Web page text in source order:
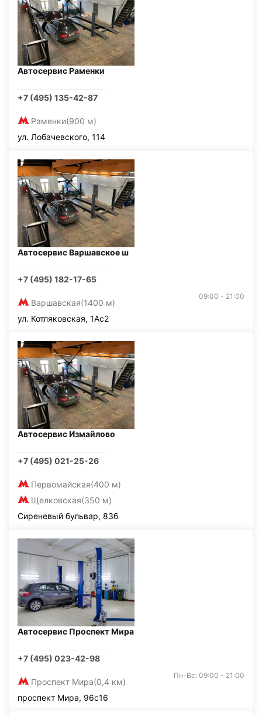
Автосервис Раменки
+7 (495) 135-42-87
Раменки(900 м)
ул. Лобачевского, 114
Автосервис Варшавское ш
+7 (495) 182-17-65
Варшавская(1400 м)
09:00 - 21:00
ул. Котляковская, 1Ас2
Автосервис Измайлово
+7 (495) 021-25-26
Первомайская(400 м)
Щелковская(350 м)
Сиреневый бульвар, 83б
Автосервис Проспект Мира
+7 (495) 023-42-98
Проспект Мира(0,4 км)
Пн-Вс: 09:00 - 21:00
проспект Мира, 96с16